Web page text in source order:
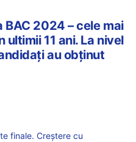
BAC 2024 – cele mai
ultimii 11 ani. La nivel
au obținut
finale. Creștere cu